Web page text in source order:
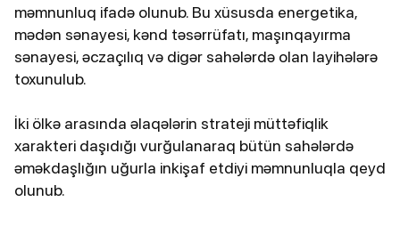
məmnunluq ifadə olunub. Bu xüsusda energetika,
mədən sənayesi, kənd təsərrüfatı, maşınqayırma
sənayesi, əczaçılıq və digər sahələrdə olan layihələrə
toxunulub.
İki ölkə arasında əlaqələrin strateji müttəfiqlik
xarakteri daşıdığı vurğulanaraq bütün sahələrdə
əməkdaşlığın uğurla inkişaf etdiyi məmnunluqla qeyd
olunub.